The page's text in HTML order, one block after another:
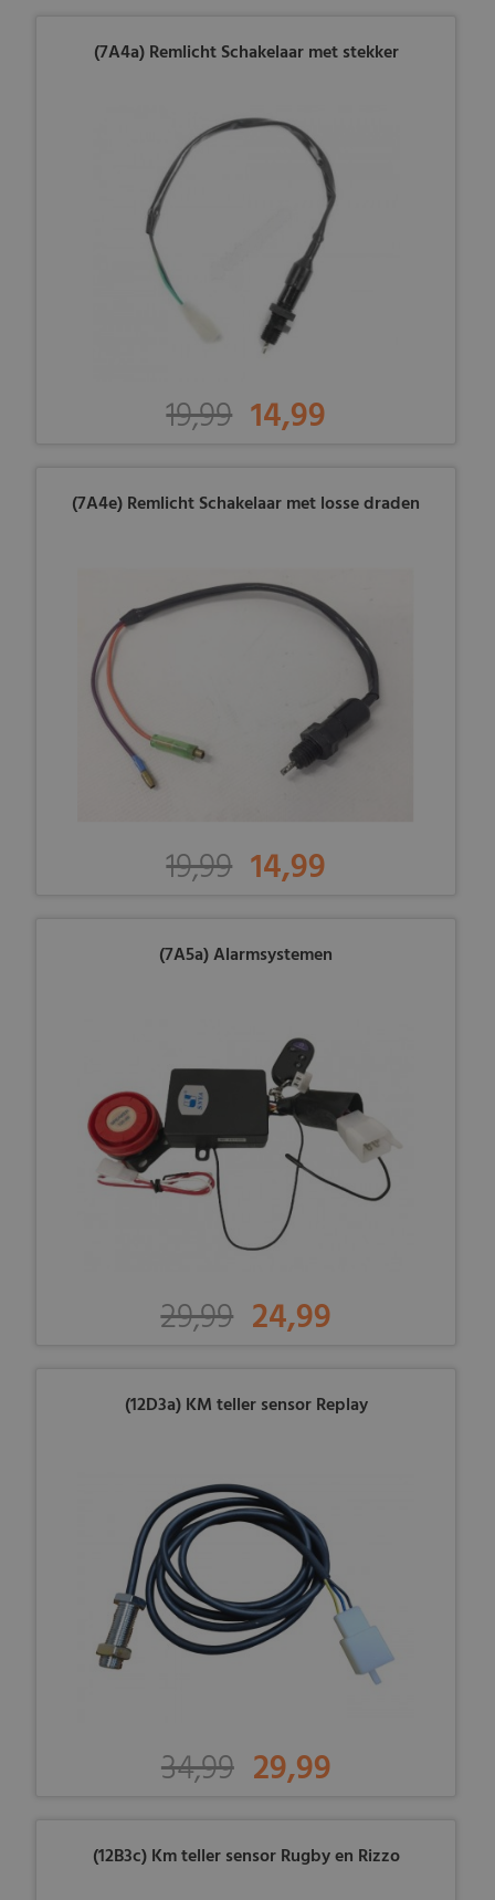
(7A4a) Remlicht Schakelaar met stekker
19,99 14,99
(7A4e) Remlicht Schakelaar met losse draden
19,99 14,99
(7A5a) Alarmsystemen
29,99 24,99
(12D3a) KM teller sensor Replay
34,99 29,99
(12B3c) Km teller sensor Rugby en Rizzo